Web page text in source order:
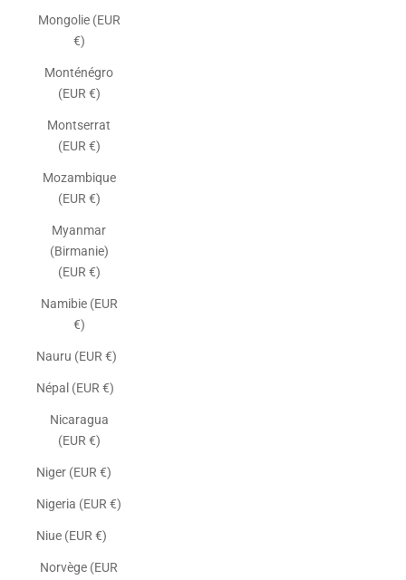
Mongolie (EUR
€)
Monténégro
(EUR €)
Montserrat
(EUR €)
Mozambique
(EUR €)
Myanmar
(Birmanie)
(EUR €)
Namibie (EUR
€)
Nauru (EUR €)
Népal (EUR €)
Nicaragua
(EUR €)
Niger (EUR €)
Nigeria (EUR €)
Niue (EUR €)
Norvège (EUR